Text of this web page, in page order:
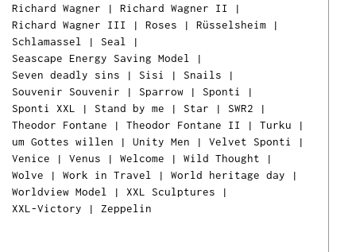
Richard Wagner | Richard Wagner II
|
Richard Wagner III
| Roses | Rüsselsheim |
Schlamassel | Seal |
Seascape Energy Saving Model |
Seven deadly sins | Sisi | Snails |
Souvenir Souvenir | Sparrow | Sponti
|
Sponti XXL | Stand by me | Star | SWR2 |
Theodor Fontane | Theodor Fontane II | Turku |
um Gottes willen | Unity Men | Velvet Sponti
|
Venice | Venus | Welcome | Wild Thought |
Wolve | Work in Travel | World heritage day |
Worldview Model | XXL Sculptures |
XXL-Victory | Zeppelin